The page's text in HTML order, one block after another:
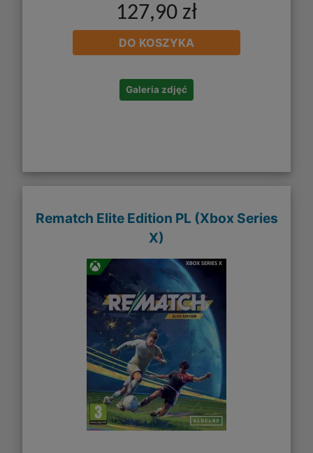
127,90 zł
DO KOSZYKA
Galeria zdjęć
Rematch Elite Edition PL (Xbox Series
X)